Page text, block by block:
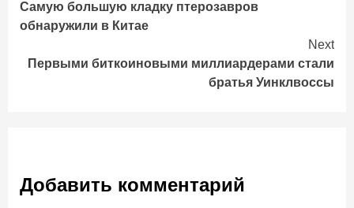
Reading
Самую большую кладку птерозавров
обнаружили в Китае
Next
Первыми биткоиновыми миллиардерами стали
братья Уинклвоссы
Добавить комментарий